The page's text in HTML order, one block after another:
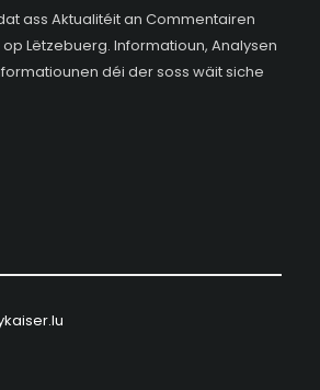
ass Aktualitéit an Commentairen
Lëtzebuerg. Informatioun, Analysen
déi der soss wäit siche